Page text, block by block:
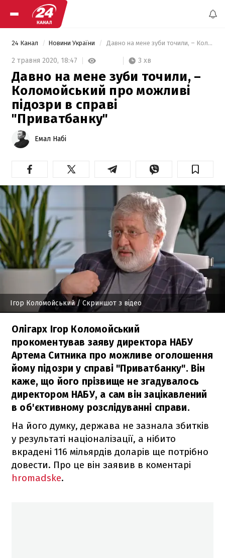
24 Канал Новини України Давно на мене зуби точили, – Коломойський про можливі підозри в справі "Приватбанку"
2 травня 2020, 18:47 3 хв
Давно на мене зуби точили, –
Коломойський про можливі
підозри в справі
"Приватбанку"
Емал Набі
Ігор Коломойський/ Скриншот з відео
Олігарх Ігор Коломойський
прокоментував заяву директора НАБУ
Артема Ситника про можливе оголошення
йому підозри у справі "Приватбанку". Він
каже, що його прізвище не згадувалось
директором НАБУ, а сам він зацікавлений
в об'єктивному розслідуванні справи.
На його думку, держава не зазнала збитків
у результаті націоналізації, а нібито
вкрадені 116 мільярдів доларів ще потрібно
довести. Про це він заявив в коментарі
hromadske.